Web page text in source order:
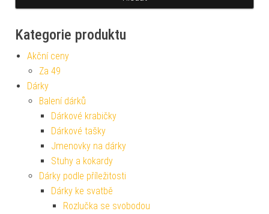
Kategorie produktu
Akční ceny
Za 49
Dárky
Balení dárků
Dárkové krabičky
Dárkové tašky
Jmenovky na dárky
Stuhy a kokardy
Dárky podle příležitosti
Dárky ke svatbě
Rozlučka se svobodou